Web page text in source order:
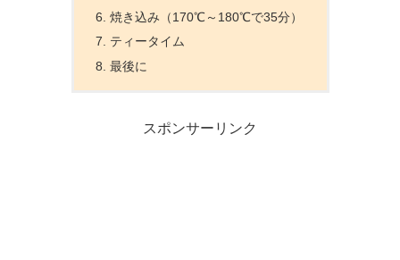
焼き込み（170℃～180℃で35分）
ティータイム
最後に
スポンサーリンク